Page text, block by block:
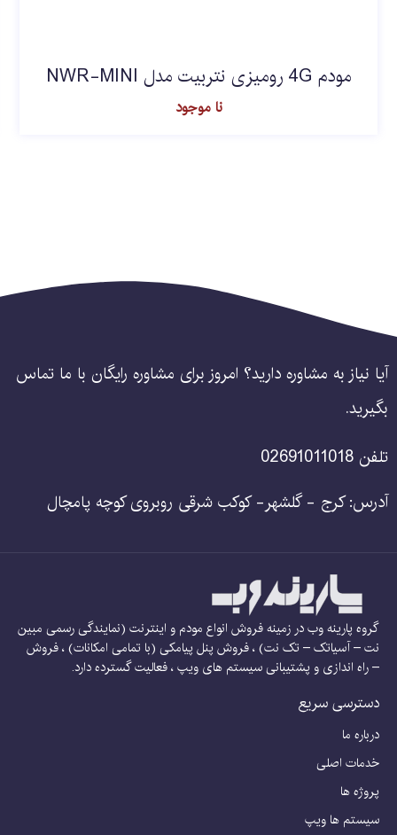
مودم 4G رومیزی نتربیت مدل NWR-MINI
نا موجود
آیا نیاز به مشاوره دارید؟ امروز برای مشاوره رایگان با ما تماس
بگیرید.
تلفن 02691011018
آدرس: کرج - گلشهر- کوکب شرقی روبروی کوچه پامچال
گروه پارینه وب در زمینه فروش انواع مودم و اینترنت (نمایندگی رسمی مبین
نت – آسیاتک – تک نت) ، فروش پنل پیامکی (با تمامی امکانات) ، فروش
– راه اندازی و پشتیبانی سیستم های ویپ ، فعالیت گسترده دارد.
دسترسی سریع
درباره ما
خدمات اصلی
پروژه ها
سیستم ها ویپ